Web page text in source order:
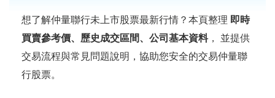
想了解仲量聯行未上市股票最新行情？本頁整理 即時
買賣參考價、歷史成交區間、公司基本資料， 並提供
交易流程與常見問題說明，協助您安全的交易仲量聯
行股票。